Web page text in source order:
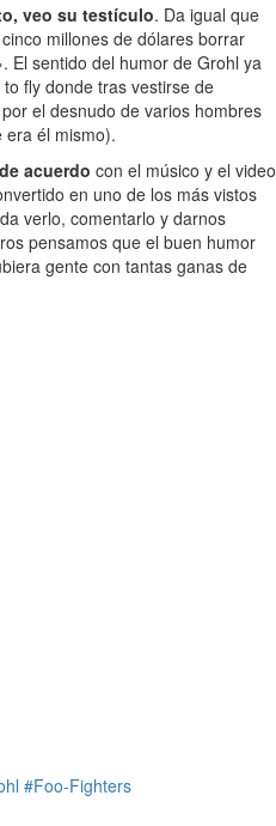
veo su testículo. Da igual que
millones de dólares borrar
El sentido del humor de Grohl ya
fly donde tras vestirse de
el desnudo de varios hombres
él mismo).
acuerdo con el músico y el video
en uno de los más vistos
verlo, comentarlo y darnos
pensamos que el buen humor
gente con tantas ganas de
#Foo-Fighters